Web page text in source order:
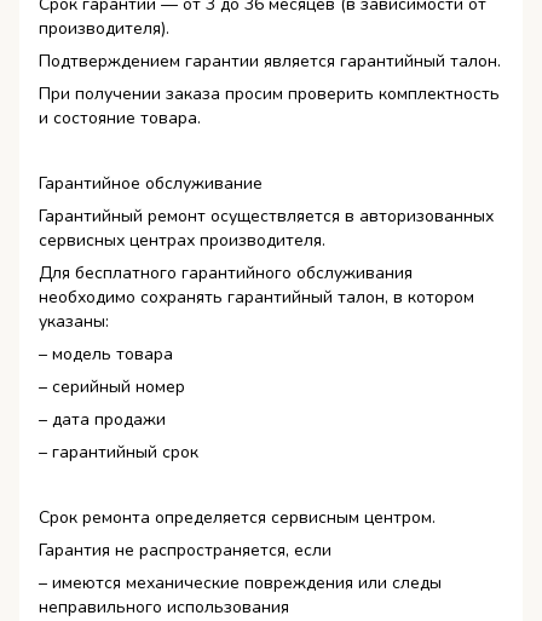
производителя).
Подтверждением гарантии является гарантийный талон.
При получении заказа просим проверить комплектность
и состояние товара.
Гарантийное обслуживание
Гарантийный ремонт осуществляется в авторизованных
сервисных центрах производителя.
Для бесплатного гарантийного обслуживания
необходимо сохранять гарантийный талон, в котором
указаны:
– модель товара
– серийный номер
– дата продажи
– гарантийный срок
Срок ремонта определяется сервисным центром.
Гарантия не распространяется, если
– имеются механические повреждения или следы
неправильного использования